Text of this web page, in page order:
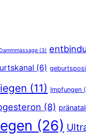
Dammmassage (3)
(6)
(11) Impfungen
(8)
(26)